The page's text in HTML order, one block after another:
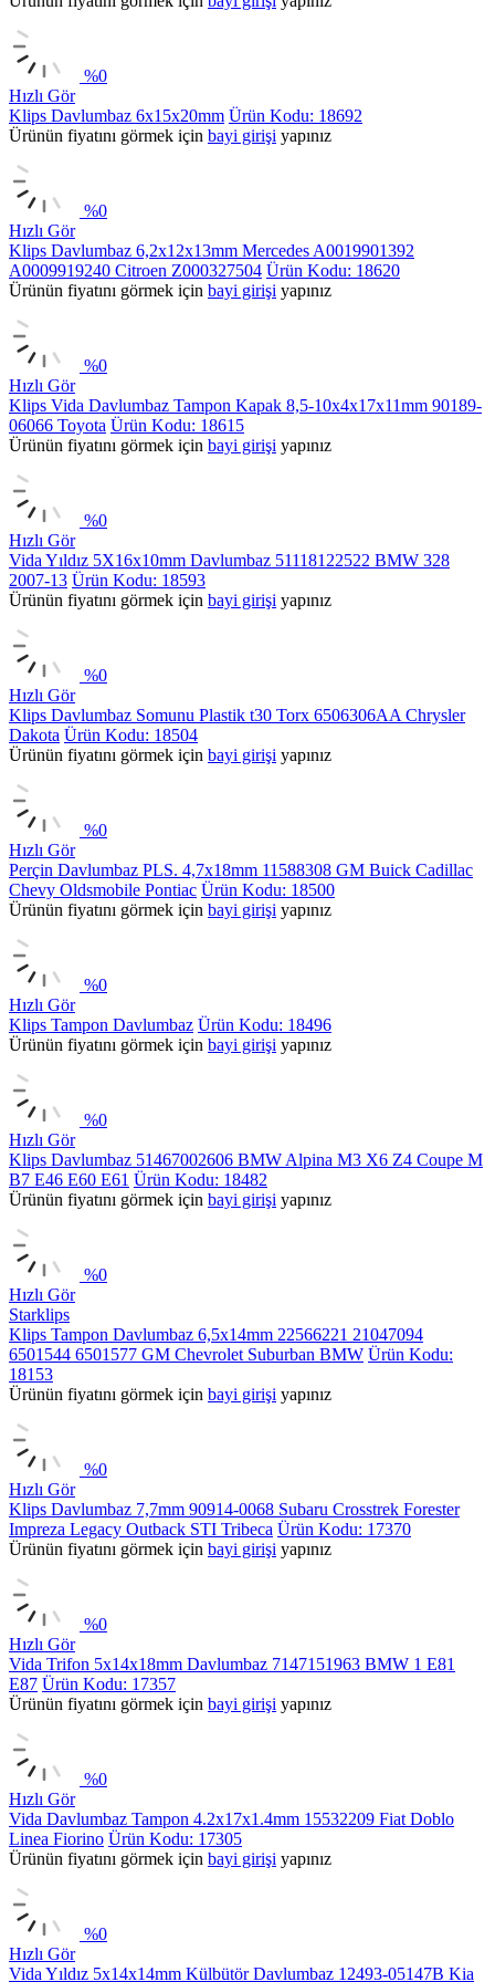
%0
Hızlı Gör
Klips Davlumbaz 6x15x20mm Ürün Kodu: 18692
Ürünün fiyatını görmek için bayi girişi yapınız
%0
Hızlı Gör
Klips Davlumbaz 6,2x12x13mm Mercedes A0019901392
A0009919240 Citroen Z000327504 Ürün Kodu: 18620
Ürünün fiyatını görmek için bayi girişi yapınız
%0
Hızlı Gör
Klips Vida Davlumbaz Tampon Kapak 8,5-10x4x17x11mm 90189-
06066 Toyota Ürün Kodu: 18615
Ürünün fiyatını görmek için bayi girişi yapınız
%0
Hızlı Gör
Vida Yıldız 5X16x10mm Davlumbaz 51118122522 BMW 328
2007-13 Ürün Kodu: 18593
Ürünün fiyatını görmek için bayi girişi yapınız
%0
Hızlı Gör
Klips Davlumbaz Somunu Plastik t30 Torx 6506306AA Chrysler
Dakota Ürün Kodu: 18504
Ürünün fiyatını görmek için bayi girişi yapınız
%0
Hızlı Gör
Perçin Davlumbaz PLS. 4,7x18mm 11588308 GM Buick Cadillac
Chevy Oldsmobile Pontiac Ürün Kodu: 18500
Ürünün fiyatını görmek için bayi girişi yapınız
%0
Hızlı Gör
Klips Tampon Davlumbaz Ürün Kodu: 18496
Ürünün fiyatını görmek için bayi girişi yapınız
%0
Hızlı Gör
Klips Davlumbaz 51467002606 BMW Alpina M3 X6 Z4 Coupe M
B7 E46 E60 E61 Ürün Kodu: 18482
Ürünün fiyatını görmek için bayi girişi yapınız
%0
Hızlı Gör
Starklips
Klips Tampon Davlumbaz 6,5x14mm 22566221 21047094
6501544 6501577 GM Chevrolet Suburban BMW Ürün Kodu:
18153
Ürünün fiyatını görmek için bayi girişi yapınız
%0
Hızlı Gör
Klips Davlumbaz 7,7mm 90914-0068 Subaru Crosstrek Forester
Impreza Legacy Outback STI Tribeca Ürün Kodu: 17370
Ürünün fiyatını görmek için bayi girişi yapınız
%0
Hızlı Gör
Vida Trifon 5x14x18mm Davlumbaz 7147151963 BMW 1 E81
E87 Ürün Kodu: 17357
Ürünün fiyatını görmek için bayi girişi yapınız
%0
Hızlı Gör
Vida Davlumbaz Tampon 4.2x17x1.4mm 15532209 Fiat Doblo
Linea Fiorino Ürün Kodu: 17305
Ürünün fiyatını görmek için bayi girişi yapınız
%0
Hızlı Gör
Vida Yıldız 5x14x14mm Külbütör Davlumbaz 12493-05147B Kia